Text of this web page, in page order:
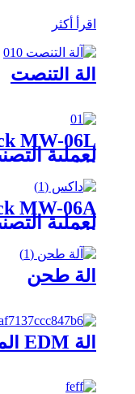
اقرأ أكثر
آلة التنصت
MW-06L
لعملية
الآلي
MW-06A
لعملية
الآلي
آلة طحن
آلة EDM المحمولة